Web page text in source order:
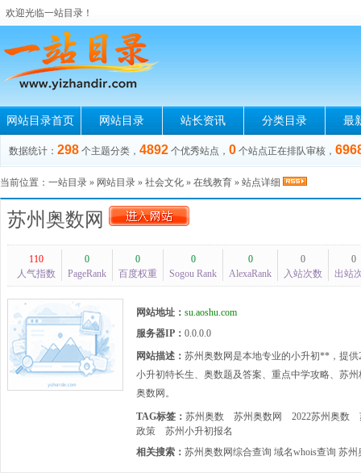
欢迎光临一站目录！
网站目录首页 网站目录 站长资讯 分类目录 最
数据统计： 298 个主题分类， 4892 个优秀站点， 0 个站点正在排队审核，
当前位置： 一站目录 » 网站目录 » 社会文化 » 在线教育 » 站点详细
苏州奥数网
110
人气指数
0
PageRank
0
百度权重
0
Sogou Rank
0
AlexaRank
0
入站次数
0
出站
网站地址： su.aoshu.com
服务器IP： 0.0.0.0
网站描述： 苏州奥数网是本地专业的小升初**，提
小升初特长生、奥数题及答案、重点中学攻略、苏
奥数网。
TAG标签： 苏州奥数 苏州奥数网 2022苏州奥数
政策
苏州小升初报名
相关搜索： 苏州奥数网综合查询 域名whois查询 苏州